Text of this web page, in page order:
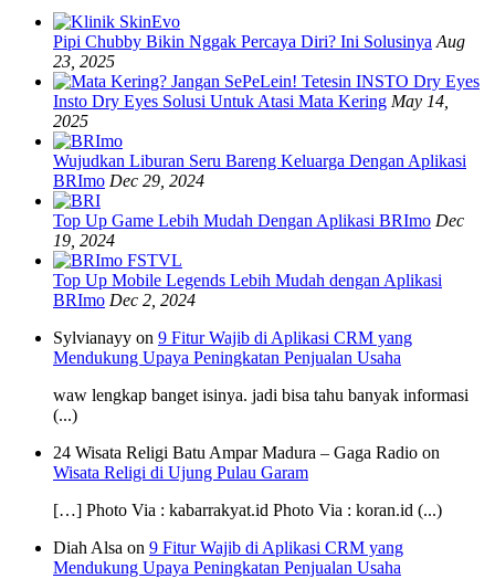
Pipi Chubby Bikin Nggak Percaya Diri? Ini Solusinya Aug
23, 2025
Insto Dry Eyes Solusi Untuk Atasi Mata Kering May 14,
2025
Wujudkan Liburan Seru Bareng Keluarga Dengan Aplikasi
BRImo Dec 29, 2024
Top Up Game Lebih Mudah Dengan Aplikasi BRImo Dec
19, 2024
Top Up Mobile Legends Lebih Mudah dengan Aplikasi
BRImo Dec 2, 2024
Sylvianayy on 9 Fitur Wajib di Aplikasi CRM yang
Mendukung Upaya Peningkatan Penjualan Usaha
waw lengkap banget isinya. jadi bisa tahu banyak informasi
(...)
24 Wisata Religi Batu Ampar Madura – Gaga Radio on
Wisata Religi di Ujung Pulau Garam
[…] Photo Via : kabarrakyat.id Photo Via : koran.id (...)
Diah Alsa on 9 Fitur Wajib di Aplikasi CRM yang
Mendukung Upaya Peningkatan Penjualan Usaha